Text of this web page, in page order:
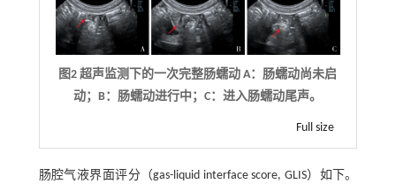
图2 超声监测下的一次完整肠蠕动 A：肠蠕动尚未启
动；B：肠蠕动进行中；C：进入肠蠕动尾声。
Full size
肠腔气液界面评分（gas-liquid interface score, GLIS）如下。